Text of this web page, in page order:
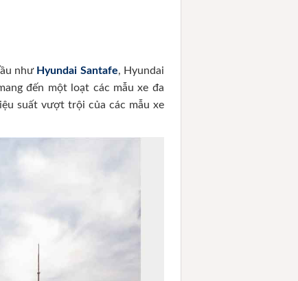
như Hyundai Santafe, Hyundai
đến một loạt các mẫu xe đa
suất vượt trội của các mẫu xe